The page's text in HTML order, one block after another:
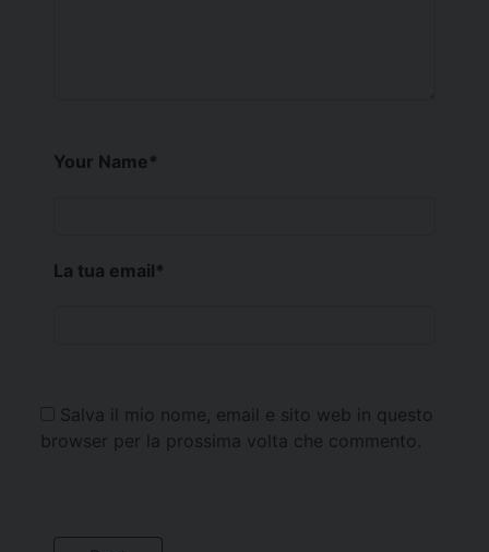
Your Name*
La tua email*
Salva il mio nome, email e sito web in questo
browser per la prossima volta che commento.